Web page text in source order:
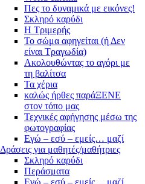
Πες το δυναμικά με εικόνες!
Σκληρό καρύδι
Η Τριμερής
Το σώμα αφηγείται (ή Δεν
είναι Τραγωδία)
Ακολουθώντας το αγόρι με
τη βαλίτσα
Τα χέρια
καλώς ήρθες παράΞΕΝΕ
στον τόπο μας
Τεχνικές αφήγησης μέσω της
φωτογραφίας
Εγώ – εσύ – εμείς… μαζί
Δράσεις για μαθητές/μαθήτριες
Σκληρό καρύδι
Περάσματα
Εγώ – εσύ – εμείς… μαζί